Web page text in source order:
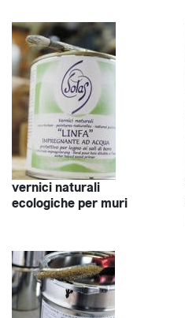
vernici naturali
ecologiche per muri